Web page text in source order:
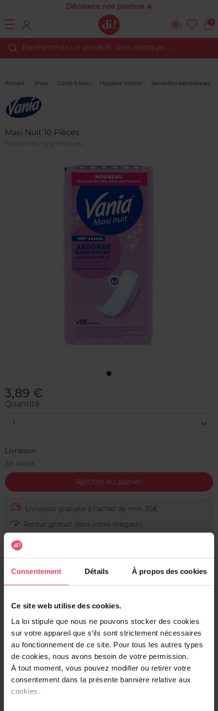
Consentement Détails À propos des cookies
Ce site web utilise des cookies.
La loi stipule que nous ne pouvons stocker des cookies
sur votre appareil que s’ils sont strictement nécessaires
au fonctionnement de ce site. Pour tous les autres types
de cookies, nous avons besoin de votre permission.
À tout moment, vous pouvez modifier ou retirer votre
consentement dans la présente bannière relative aux
cookies.
Découvre nos promos ☀️
0
Rechercher un produit, une marque…...
Accueil Shop Corps & bain Hygiène intime Serviettes périodiques
Marque
Maxi Nuit 10 Pièces
Serviettes hygiéniques
3,89 €
Quantité
1
Livraison
En stock
Ajouter au panier
Livraison gratuite à l'achat de min. 35€
Retour gratuit dans votre magasin
Expédition sous 24h
Les serviettes Vania® Maxi Nuit vous offrent une
protection optimale. Grâce à une technologie ultra
absorbante et un adhésif ultra performant, les serviettes
Vania® Maxi Nuit absorbent rapidement jusqu' à 4 fois
plus que nécessaire* et restent parfaitement en place
(*basé sur les performances d'absorption des serviettes et
sur les données moyennes de flux menstruel, considérant
que les serviettes sont changées régulièrement). Ultra